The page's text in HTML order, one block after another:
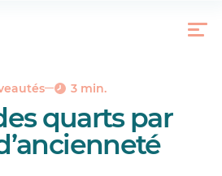
3 min.
quarts par